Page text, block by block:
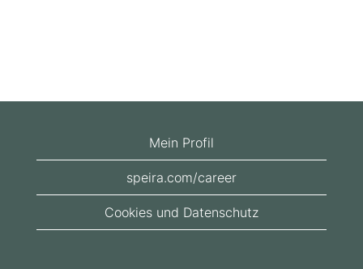
Mein Profil
speira.com/career
Cookies und Datenschutz